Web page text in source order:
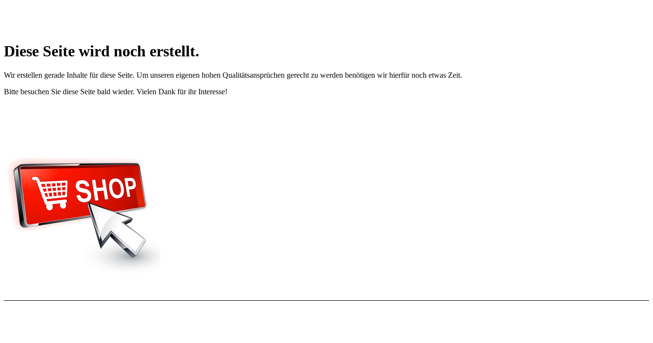
Diese Seite wird noch erstellt.
Wir erstellen gerade Inhalte für diese Seite. Um unseren eigenen hohen Qualitätsansprüchen gerecht zu werden benötigen wir hierfür noch etwas Zeit.
Bitte besuchen Sie diese Seite bald wieder. Vielen Dank für ihr Interesse!